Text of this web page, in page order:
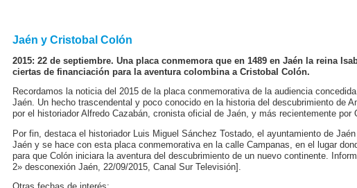
Jaén y Cristobal Colón
2015: 22 de septiembre. Una placa conmemora que en 1489 en Jaén la reina
ciertas de financiación para la aventura colombina a Cristobal Colón.
Recordamos la noticia del 2015 de la p laca conmemorativa de la audiencia
Jaén. Un hecho trascendental y poco conocido en la historia del descubrimiento de
por el historiador Alfredo Cazabán, cronista oficial de Jaén, y más recientemente por
Por fin, destaca el historiador Luis Miguel Sánchez Tostado, el ayuntamiento de
Jaén y se hace con esta placa conmemorativa en la calle Campanas, en el lugar
para que Colón iniciara la aventura del descubrimiento de un nuevo continente.
2» desconexión Jaén, 22/09/2015, Canal Sur Televisión].